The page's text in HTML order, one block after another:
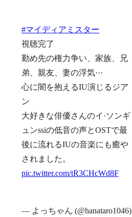
#マイディアミスター
視聴完了
勤め先の権力争い、家族、兄
弟、親友、妻の浮気···
心に闇を抱えるIU演じるジア
ン
大好きな俳優さんのイ·ソンギ
ュンssiの低音の声とOSTで最
後に流れるIUの音楽にも癒や
されました。
pic.twitter.com/tR3CHcWd8F
— よっちゃん (@hanataro1046)